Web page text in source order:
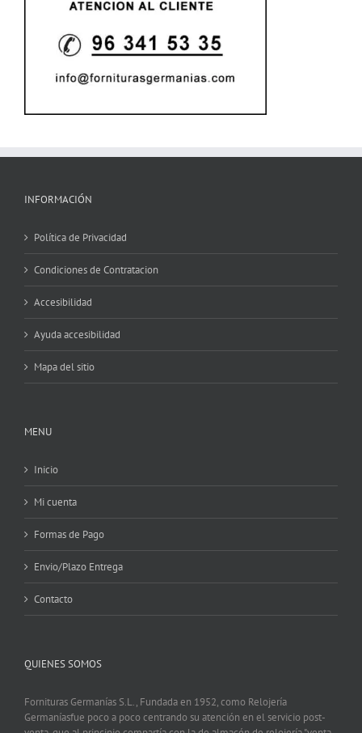
INFORMACIÓN
Política de Privacidad
Condiciones de Contratacion
Accesibilidad
Ayuda accesibilidad
Mapa del sitio
MENU
Inicio
Mi cuenta
Formas de Pago
Envio/Plazo Entrega
Contacto
QUIENES SOMOS
Fornituras Germanías S.L., Fundada en 1952, como Relojería
Germaníasfue poco a poco centrando su atención en el servicio post-